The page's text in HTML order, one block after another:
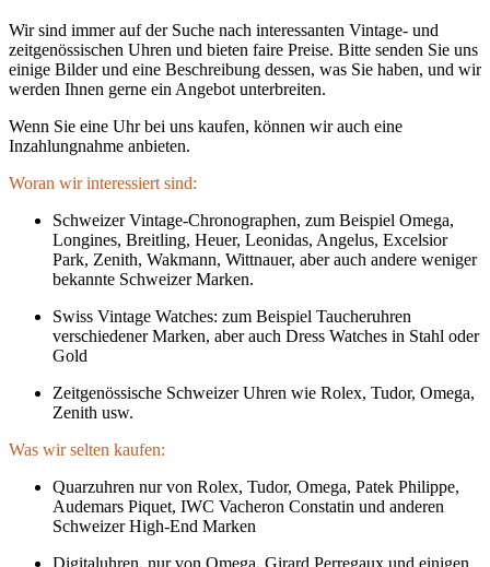
Wir sind immer auf der Suche nach interessanten Vintage- und
zeitgenössischen Uhren und bieten faire Preise. Bitte senden Sie uns
einige Bilder und eine Beschreibung dessen, was Sie haben, und wir
werden Ihnen gerne ein Angebot unterbreiten.
Wenn Sie eine Uhr bei uns kaufen, können wir auch eine
Inzahlungnahme anbieten.
Woran wir interessiert sind:
Schweizer Vintage-Chronographen, zum Beispiel Omega,
Longines, Breitling, Heuer, Leonidas, Angelus, Excelsior
Park, Zenith, Wakmann, Wittnauer, aber auch andere weniger
bekannte Schweizer Marken.
Swiss Vintage Watches: zum Beispiel Taucheruhren
verschiedener Marken, aber auch Dress Watches in Stahl oder
Gold
Zeitgenössische Schweizer Uhren wie Rolex, Tudor, Omega,
Zenith usw.
Was wir selten kaufen:
Quarzuhren nur von Rolex, Tudor, Omega, Patek Philippe,
Audemars Piquet, IWC Vacheron Constatin und anderen
Schweizer High-End Marken
Digitaluhren, nur von Omega, Girard Perregaux und einigen